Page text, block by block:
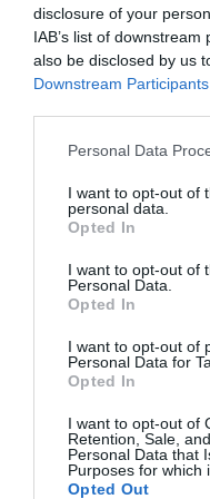
disclosure of your
IAB’s list of
also be disclosed by us
Downstream Participants
Personal Data
I want to opt-out of
personal data.
Opted In
I want to opt-out of
Personal Data.
Opted In
I want to opt-out of
Personal Data for
Opted In
I want to opt-out of
Retention, Sale,
Personal Data that
Purposes for which
Opted Out
δυνατόν ενιαία, ισχυρή
εκπροσώπηση. Οι
Ελλάδα δεν αφήνουν
Η ιστορία, πάντως,
Αριστεράς έχει
Αριστεράς & της
πρωτοβουλίες &
κάθε πρόσφορη μορφή.
γνωστούς λόγους.